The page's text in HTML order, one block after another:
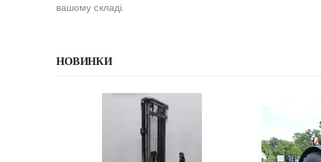
вашому складі.
НОВИНКИ